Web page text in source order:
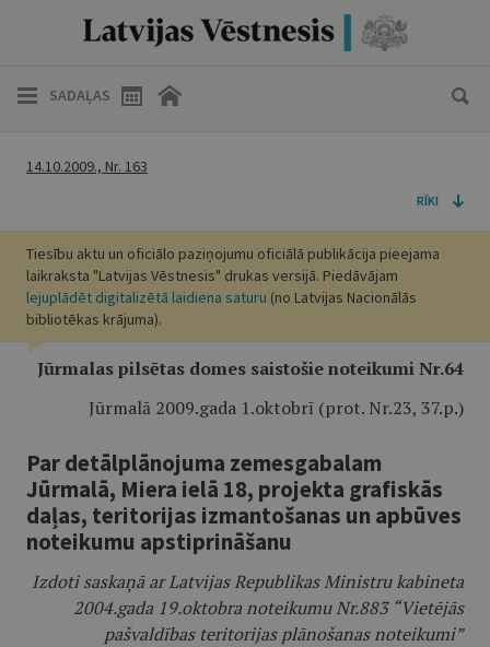
SADAĻAS
14.10.2009., Nr. 163
RĪKI
Tiesību aktu un oficiālo paziņojumu oficiālā publikācija pieejama
laikraksta "Latvijas Vēstnesis" drukas versijā. Piedāvājam
lejuplādēt digitalizētā laidiena saturu (no Latvijas Nacionālās
bibliotēkas krājuma).
Jūrmalas pilsētas domes saistošie noteikumi Nr.64
Jūrmalā 2009.gada 1.oktobrī (prot. Nr.23, 37.p.)
Par detālplānojuma zemesgabalam
Jūrmalā, Miera ielā 18, projekta grafiskās
daļas, teritorijas izmantošanas un apbūves
noteikumu apstiprināšanu
Izdoti saskaņā ar Latvijas Republikas Ministru kabineta
2004.gada 19.oktobra noteikumu Nr.883 “Vietējās
pašvaldības teritorijas plānošanas noteikumi”